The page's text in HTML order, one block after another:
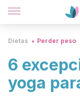
Dietas Perder peso
6
yoga